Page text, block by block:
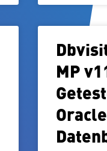
MP
Oracle